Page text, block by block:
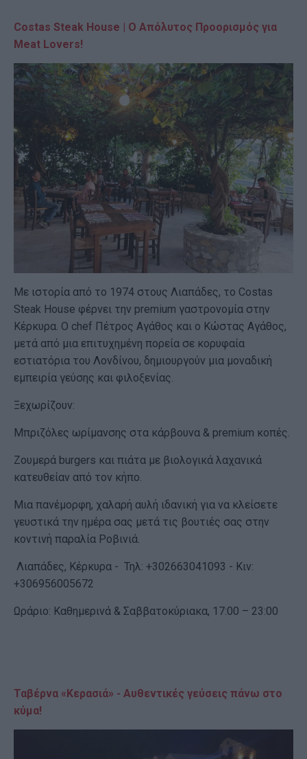
Costas Steak House | Ο Απόλυτος Προορισμός για
Meat Lovers!
Με ιστορία από το 1974 στους Λιαπάδες, το Costas
Steak House φέρνει την premium γαστρονομία στην
Κέρκυρα. Ο chef Πέτρος Αγάθος και ο Κώστας Αγάθος,
μετά από μια επιτυχημένη πορεία σε κορυφαία
εστιατόρια του Λονδίνου, δημιουργούν μια μοναδική
εμπειρία γεύσης και φιλοξενίας.
Ξεχωρίζουν:
Μπριζόλες ωρίμανσης στα κάρβουνα & premium κοπές.
Ζουμερά burgers και πιάτα με βιολογικά λαχανικά
κατευθείαν από τον κήπο.
Μια πανέμορφη, χαλαρή αυλή ιδανική για να κλείσετε
γευστικά την ημέρα σας μετά τις βουτιές σας στην
κοντινή παραλία Ροβινιά.
Λιαπάδες, Κέρκυρα - Τηλ: +302663041093 - Κιν:
+306956005672
Ωράριο: Καθημερινά & Σαββατοκύριακα, 17:00 – 23:00
Ταβέρνα «Κερασιά» - Αυθεντικές γεύσεις πάνω στο
κύμα!